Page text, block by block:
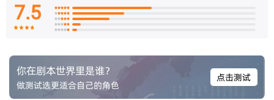
7.5 




你在剧本世界里是谁？
做测试选更适合自己的角色
点击测试